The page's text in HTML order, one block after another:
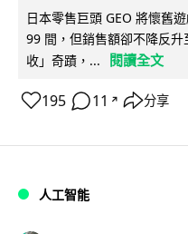
日本零售巨頭 GEO 將懷舊
99 間，但銷售額卻不降反
收」奇蹟，...
閱讀全文
195 11 ↗ 分享
人工智能